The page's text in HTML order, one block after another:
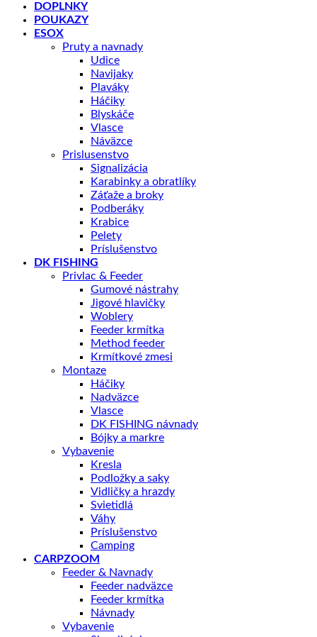
DOPLNKY
POUKAZY
ESOX
Pruty a navnady
Udice
Navijaky
Plaváky
Háčiky
Blyskáče
Vlasce
Náväzce
Prislusenstvo
Signalizácia
Karabinky a obratlíky
Záťaže a broky
Podberáky
Krabice
Pelety
Príslušenstvo
DK FISHING
Privlac & Feeder
Gumové nástrahy
Jigové hlavičky
Woblery
Feeder krmítka
Method feeder
Krmítkové zmesi
Montaze
Háčiky
Nadväzce
Vlasce
DK FISHING návnady
Bójky a markre
Vybavenie
Kresla
Podložky a saky
Vidličky a hrazdy
Svietidlá
Váhy
Príslušenstvo
Camping
CARPZOOM
Feeder & Navnady
Feeder nadväzce
Feeder krmítka
Návnady
Vybavenie